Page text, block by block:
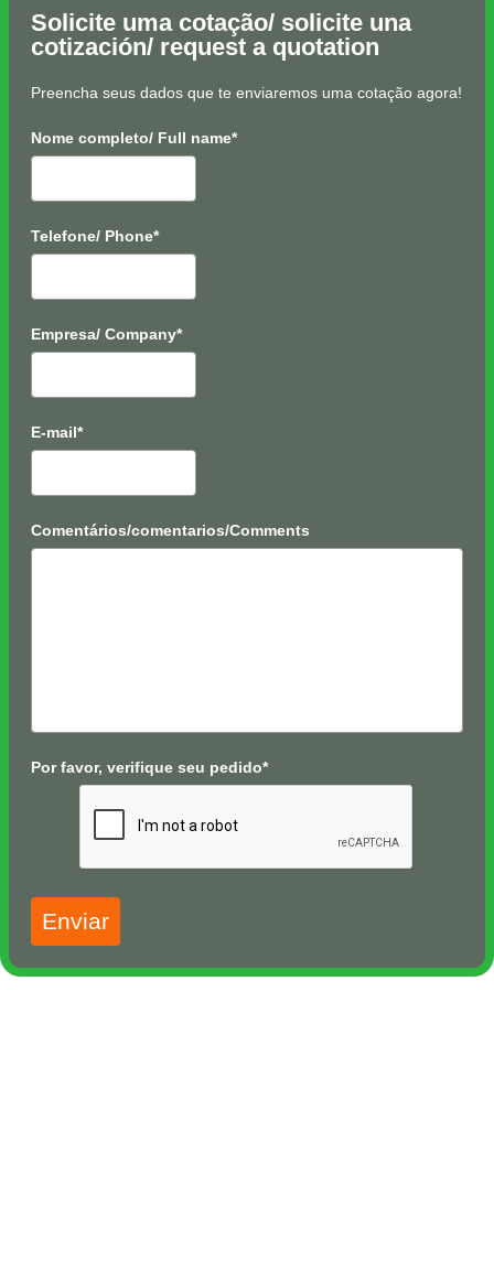
Solicite uma cotação/ solicite una
cotización/ request a quotation
Preencha seus dados que te enviaremos uma cotação agora!
Nome completo/ Full name*
Telefone/ Phone*
Empresa/ Company*
E-mail*
Comentários/comentarios/Comments
Por favor, verifique seu pedido*
Enviar